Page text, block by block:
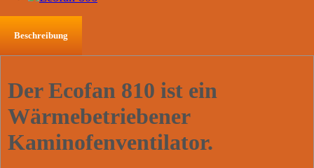
Beschreibung
Der Ecofan 810 ist ein
Wärmebetriebener
Kaminofenventilator.